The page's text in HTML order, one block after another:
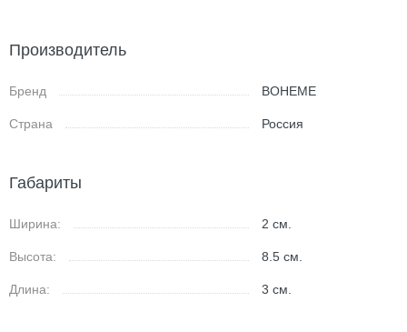
Производитель
Бренд BOHEME
Страна Россия
Габариты
Ширина: 2см.
Высота: 8.5см.
Длина: 3см.